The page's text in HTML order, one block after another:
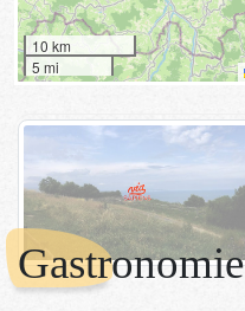
10 km
5 mi
Gastronomie